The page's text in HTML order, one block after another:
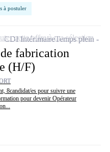
à postuler
fabrication
(H/F)
8candidat/es pour suivre une
pour devenir Opérateur
CDI IntérimaireTemps plein
cette offre à ma sélection